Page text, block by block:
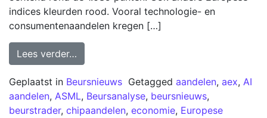
indices kleurden rood. Vooral technologie- en
consumentenaandelen kregen […]
Lees verder…
Geplaatst in Beursnieuws Getagged aandelen, aex, AI
aandelen, ASML, Beursanalyse, beursnieuws,
beurstrader, chipaandelen, economie, Europese